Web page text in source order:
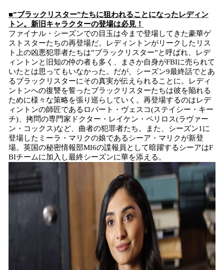
■”ブラックリスター”たちに狙われることになったレディン
トン。新旧キャラクターの登場は必見！
ファイナル・シーズンでの目玉は今まで登場してきた豪華ゲ
ストスターたちの再登場だ。レディントンがリークしたリス
ト上の凶悪犯罪者たちは”ブラックリスター”と呼ばれ、レデ
ィントンと旧知の仲の者も多く、まさか自身がFBIに売られて
いたとは思ってもいなかった。だが、シーズン9最終話でとあ
るブラックリスターにその真実が伝えられることに。レディ
ントンへの復讐を誓ったブラックリスターたちは彼を陥れる
ために様々な策略を張り巡らしていく。再登場するのはレデ
ィントンの師匠であるロバート・ヴェスコ(ステイシー・キー
チ)、拷問の専門家ドクター・レイケン・ペリロス(ラヴァー
ン・コックス)など、曲者の犯罪者たち。また、シーズン1に
登場したミーラ・マリクの娘であるシーア・マリクが新登
場。英国の秘密情報部MI6の諜報員として暗躍するシーアはF
BIチームに加入し最終シーズンに華を添える。